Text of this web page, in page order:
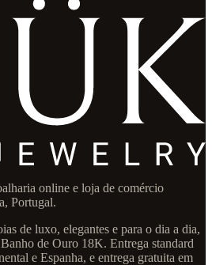
online e loja de comércio
Portugal.
de luxo, elegantes e para o dia a dia,
de Ouro 18K. Entrega standard
e Espanha, e entrega gratuita em